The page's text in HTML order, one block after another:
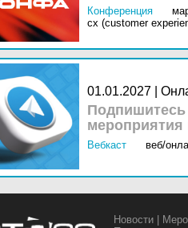
Конференция
cx (customer
01.01.2027 |
Подпишитесь
мероприятия
Вебкаст
веб/
Новости